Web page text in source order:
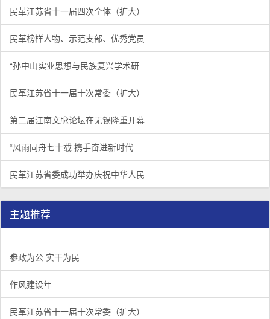
民革江苏省十一届四次全体（扩大）
民革榜样人物、示范支部、优秀党员
“孙中山实业思想与民族复兴学术研
民革江苏省十一届十次常委（扩大）
第二届江南文脉论坛在无锡隆重开幕
“风雨同舟七十载 携手奋进新时代
民革江苏省委成功举办庆祝中华人民
主题推荐
参政为公 实干为民
作风建设年
民革江苏省十一届十次常委（扩大）